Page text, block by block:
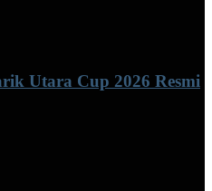
Utara Cup 2026 Resmi